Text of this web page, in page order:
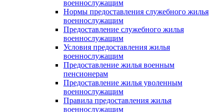
военнослужащим
Нормы предоставления служебного жилья
военнослужащим
Предоставление служебного жилья
военнослужащим
Условия предоставления жилья
военнослужащим
Предоставление жилья военным
пенсионерам
Предоставление жилья уволенным
военнослужащим
Правила предоставления жилья
военнослужащим